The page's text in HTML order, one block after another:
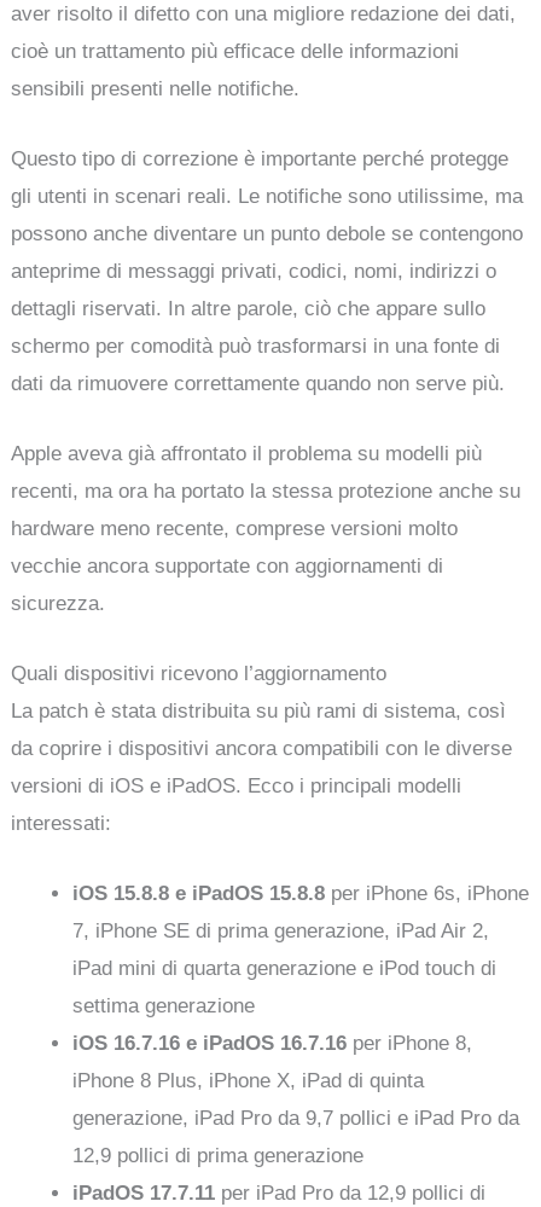
aver risolto il difetto con una migliore redazione dei dati,
cioè un trattamento più efficace delle informazioni
sensibili presenti nelle notifiche.
Questo tipo di correzione è importante perché protegge
gli utenti in scenari reali. Le notifiche sono utilissime, ma
possono anche diventare un punto debole se contengono
anteprime di messaggi privati, codici, nomi, indirizzi o
dettagli riservati. In altre parole, ciò che appare sullo
schermo per comodità può trasformarsi in una fonte di
dati da rimuovere correttamente quando non serve più.
Apple aveva già affrontato il problema su modelli più
recenti, ma ora ha portato la stessa protezione anche su
hardware meno recente, comprese versioni molto
vecchie ancora supportate con aggiornamenti di
sicurezza.
Quali dispositivi ricevono l’aggiornamento
La patch è stata distribuita su più rami di sistema, così
da coprire i dispositivi ancora compatibili con le diverse
versioni di iOS e iPadOS. Ecco i principali modelli
interessati:
iOS 15.8.8 e iPadOS 15.8.8 per iPhone 6s, iPhone
7, iPhone SE di prima generazione, iPad Air 2,
iPad mini di quarta generazione e iPod touch di
settima generazione
iOS 16.7.16 e iPadOS 16.7.16 per iPhone 8,
iPhone 8 Plus, iPhone X, iPad di quinta
generazione, iPad Pro da 9,7 pollici e iPad Pro da
12,9 pollici di prima generazione
iPadOS 17.7.11 per iPad Pro da 12,9 pollici di